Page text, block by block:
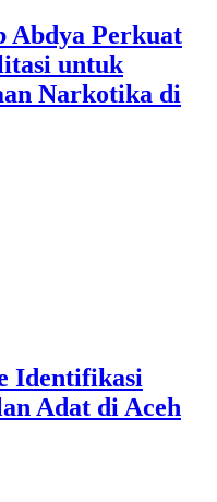
Abdya Perkuat
untuk
Narkotika di
Identifikasi
Adat di Aceh